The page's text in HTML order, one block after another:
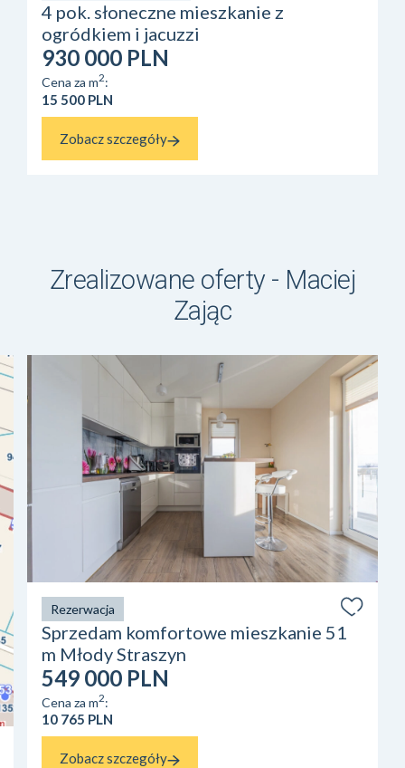
4 pok. słoneczne mieszkanie z
ogródkiem i jacuzzi
930 000 PLN
Cena za m2:
15 500 PLN
Zobacz szczegóły
Zrealizowane oferty - Maciej
Zając
Rezerwacja
Sprzedam komfortowe mieszkanie 51
m Młody Straszyn
549 000 PLN
Cena za m2:
10 765 PLN
Zobacz szczegóły